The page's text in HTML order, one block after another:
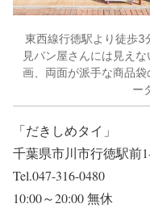
東西線行徳駅より徒歩
見パン屋さんには見え
画、両面が派手な商品
ー
「だきしめタイ」
千葉県市川市行徳駅前
Tel.047-316-0480
10:00～20:00 無休